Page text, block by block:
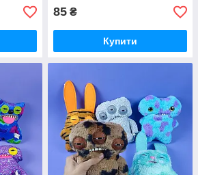
85 ₴
Купити